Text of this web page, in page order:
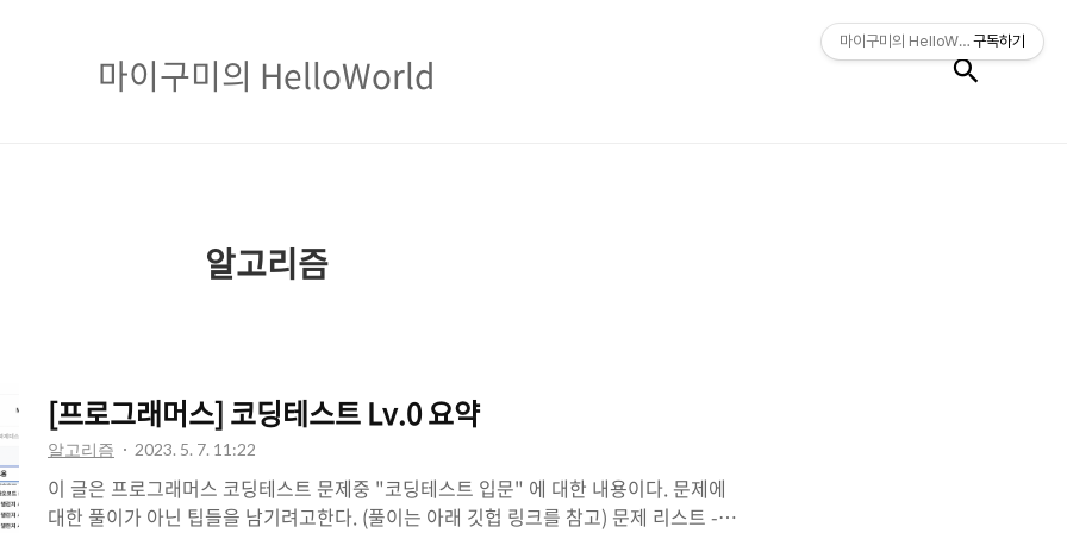
이
의
HelloWorld
마이구미의 HelloWorld 검색
알고리즘
[프로그래머스] 코딩테스트 Lv.0 요약
알고리즘 2023. 5. 7. 11:22
이 글은 프로그래머스 코딩테스트 문제중 "코딩테스트 입문" 에 대한 내용이다. 문제에
대한 풀이가 아닌 팁들을 남기려고한다. (풀이는 아래 깃헙 링크를 참고) 문제 리스트 -
마이구미의 HelloWorld구독하기